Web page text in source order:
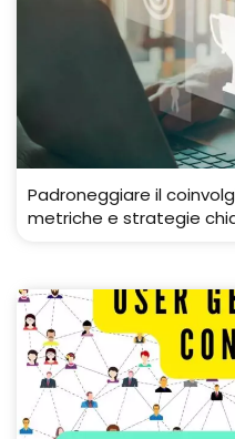
Padroneggiare il
metriche e strategie